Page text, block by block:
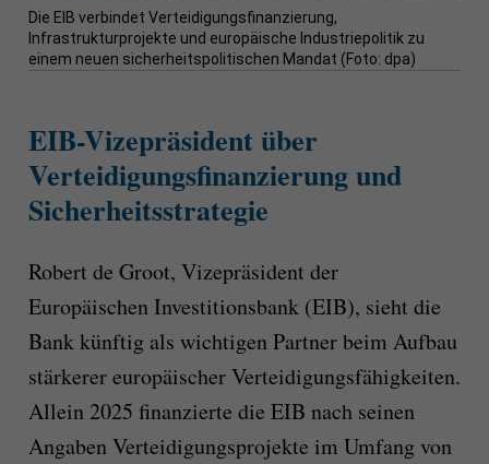
Die EIB verbindet Verteidigungsfinanzierung,
Infrastrukturprojekte und europäische Industriepolitik zu
einem neuen sicherheitspolitischen Mandat (Foto: dpa)
EIB-Vizepräsident über
Verteidigungsfinanzierung und
Sicherheitsstrategie
Robert de Groot, Vizepräsident der
Europäischen Investitionsbank (EIB), sieht die
Bank künftig als wichtigen Partner beim Aufbau
stärkerer europäischer Verteidigungsfähigkeiten.
Allein 2025 finanzierte die EIB nach seinen
Angaben Verteidigungsprojekte im Umfang von